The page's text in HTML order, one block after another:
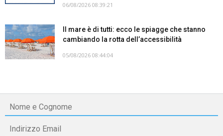
06/08/2026 08:39:21
Il mare è di tutti: ecco le spiagge che stanno
cambiando la rotta dell’accessibilità
05/08/2026 08:44:04